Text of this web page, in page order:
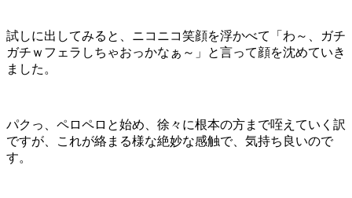
試しに出してみると、ニコニコ笑顔を浮かべて「わ～、ガチ
ガチｗフェラしちゃおっかなぁ～」と言って顔を沈めていき
ました。
パクっ、ペロペロと始め、徐々に根本の方まで咥えていく訳
ですが、これが絡まる様な絶妙な感触で、気持ち良いので
す。